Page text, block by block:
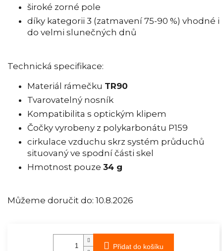
Můžeme doručit do: 10.8.2026
široké zorné pole
díky kategorii 3 (zatmavení 75-90 %) vhodné i
do velmi slunečných dnů
Technická specifikace:
Materiál rámečku TR90
Tvarovatelný nosník
Kompatibilita s optickým klipem
Čočky vyrobeny z polykarbonátu P159
cirkulace vzduchu skrz systém průduchů
situovaný ve spodní části skel
Hmotnost pouze 34 g
Přidat do košíku